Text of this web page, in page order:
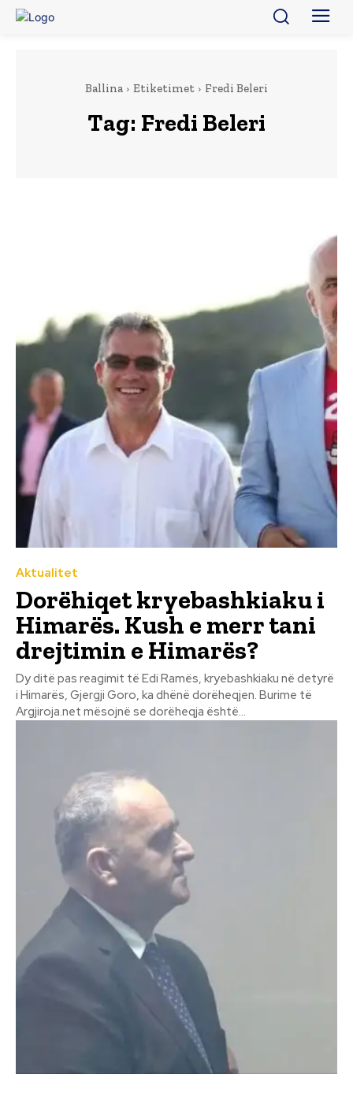
Ballina Etiketimet Fredi Beleri
Tag: Fredi Beleri
Aktualitet
Dorëhiqet kryebashkiaku i
Himarës. Kush e merr tani
drejtimin e Himarës?
Dy ditë pas reagimit të Edi Ramës, kryebashkiaku në detyrë
i Himarës, Gjergji Goro, ka dhënë dorëheqjen. Burime të
Argjiroja.net mësojnë se dorëheqja është...